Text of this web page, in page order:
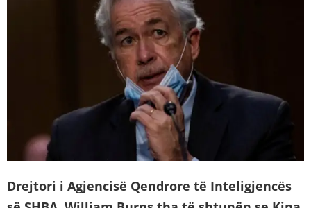
Drejtori i Agjencisë Qendrore të Inteligjencës